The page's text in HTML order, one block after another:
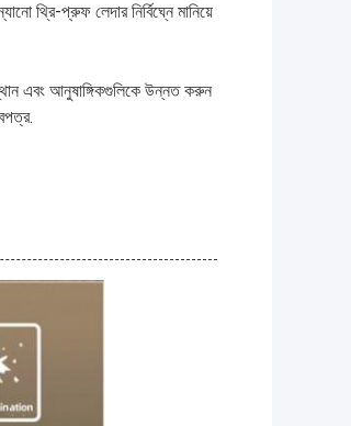
থ্রি-প্রুফ লেদার নির্বিঘ্নে মানিয়ে
এবং আনুষাঙ্গিকগুলিকে উন্নত করুন